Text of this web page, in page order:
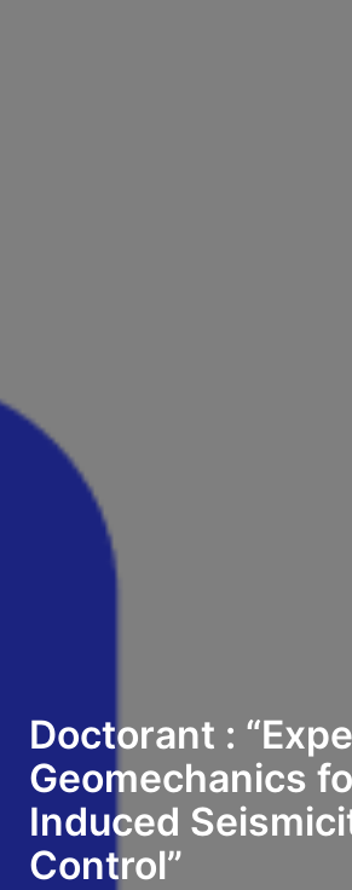
Doctorant :
Geomechanics
Induced
Control”